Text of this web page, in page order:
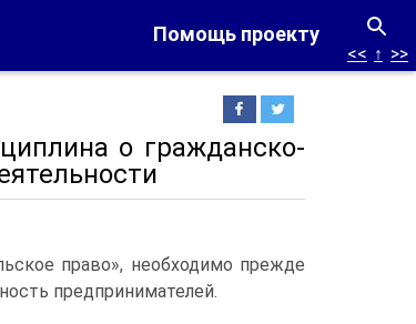
Помощь проекту
<< ↑ >>
о гражданско-
право», необходимо прежде
предпринимателей.